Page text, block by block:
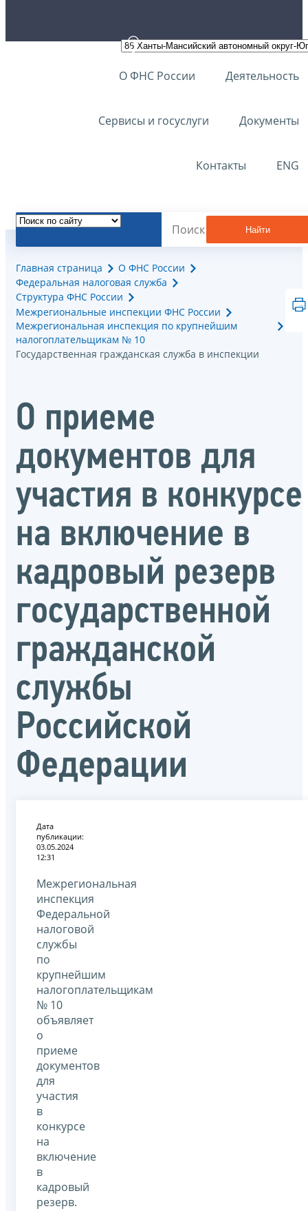
О ФНС России Деятельность
Сервисы и госуслуги Документы
Контакты ENG
Найти
Главная страница
О ФНС России
Федеральная налоговая служба
Структура ФНС России
Межрегиональные инспекции ФНС России
Межрегиональная инспекция по крупнейшим
налогоплательщикам № 10
Государственная гражданская служба в инспекции
О приеме
документов для
участия в конкурсе
на включение в
кадровый резерв
государственной
гражданской
службы
Российской
Федерации
Дата
публикации:
03.05.2024
12:31
Межрегиональная
инспекция
Федеральной
налоговой
службы
по
крупнейшим
налогоплательщикам
№ 10
объявляет
о
приеме
документов
для
участия
в
конкурсе
на
включение
в
кадровый
резерв.